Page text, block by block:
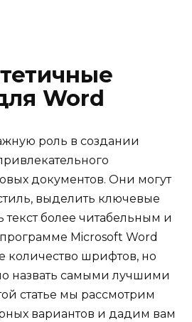
Word
роль в создании
документов. Они могут
выделить ключевые
более читабельным и
Microsoft Word
количество шрифтов, но
назвать самыми лучшими
статье мы рассмотрим
вариантов и дадим вам